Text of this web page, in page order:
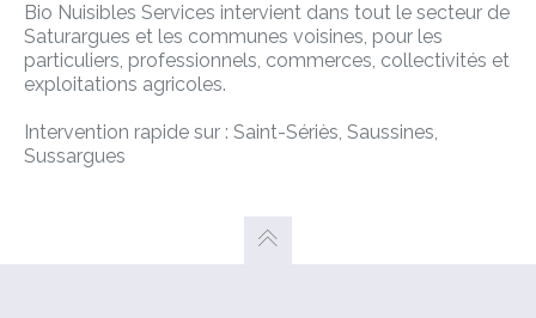
Bio Nuisibles Services intervient dans tout le secteur de
Saturargues et les communes voisines, pour les
particuliers, professionnels, commerces, collectivités et
exploitations agricoles.
Intervention rapide sur : Saint-Sériès, Saussines,
Sussargues